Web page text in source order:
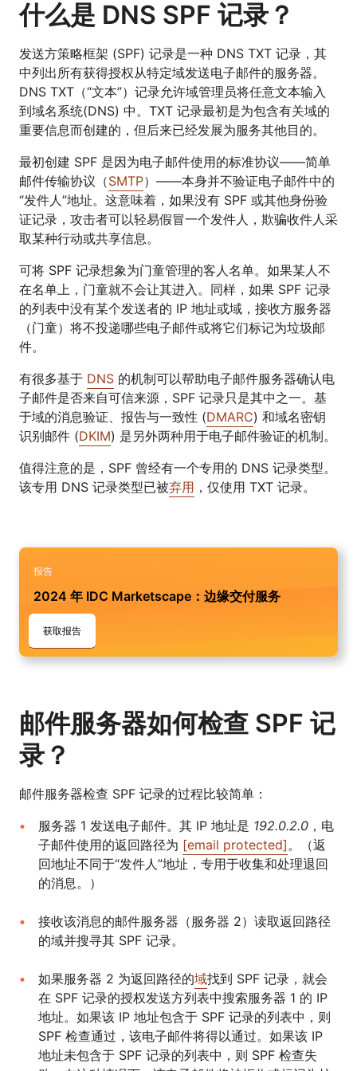
什么是 DNS SPF 记录？
发送方策略框架 (SPF) 记录是一种 DNS TXT 记录，其
中列出所有获得授权从特定域发送电子邮件的服务器。
DNS TXT（“文本”）记录允许域管理员将任意文本输入
到域名系统(DNS) 中。TXT 记录最初是为包含有关域的
重要信息而创建的，但后来已经发展为服务其他目的。
最初创建 SPF 是因为电子邮件使用的标准协议——简单
邮件传输协议（SMTP）——本身并不验证电子邮件中的
“发件人”地址。这意味着，如果没有 SPF 或其他身份验
证记录，攻击者可以轻易假冒一个发件人，欺骗收件人采
取某种行动或共享信息。
可将 SPF 记录想象为门童管理的客人名单。如果某人不
在名单上，门童就不会让其进入。同样，如果 SPF 记录
的列表中没有某个发送者的 IP 地址或域，接收方服务器
（门童）将不投递哪些电子邮件或将它们标记为垃圾邮
件。
有很多基于 DNS 的机制可以帮助电子邮件服务器确认电
子邮件是否来自可信来源，SPF 记录只是其中之一。基
于域的消息验证、报告与一致性 (DMARC) 和域名密钥
识别邮件 (DKIM) 是另外两种用于电子邮件验证的机制。
值得注意的是，SPF 曾经有一个专用的 DNS 记录类型。
该专用 DNS 记录类型已被弃用 ，仅使用 TXT 记录。
报告
2024 年 IDC Marketscape：边缘交付服务
获取报告
邮件服务器如何检查 SPF 记
录？
邮件服务器检查 SPF 记录的过程比较简单：
服务器 1 发送电子邮件。其 IP 地址是 192.0.2.0 ，电
子邮件使用的返回路径为 [email protected] 。（返
回地址不同于“发件人”地址，专用于收集和处理退回
的消息。）
接收该消息的邮件服务器（服务器 2）读取返回路径
的域并搜寻其 SPF 记录。
如果服务器 2 为返回路径的域找到 SPF 记录，就会
在 SPF 记录的授权发送方列表中搜索服务器 1 的 IP
地址。如果该 IP 地址包含于 SPF 记录的列表中，则
SPF 检查通过，该电子邮件将得以通过。如果该 IP
地址未包含于 SPF 记录的列表中，则 SPF 检查失